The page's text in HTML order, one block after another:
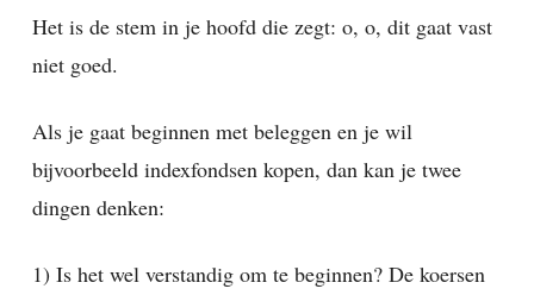
Het is de stem in je hoofd die zegt: o, o, dit gaat vast
niet goed.
Als je gaat beginnen met beleggen en je wil
bijvoorbeeld indexfondsen kopen, dan kan je twee
dingen denken:
1) Is het wel verstandig om te beginnen? De koersen